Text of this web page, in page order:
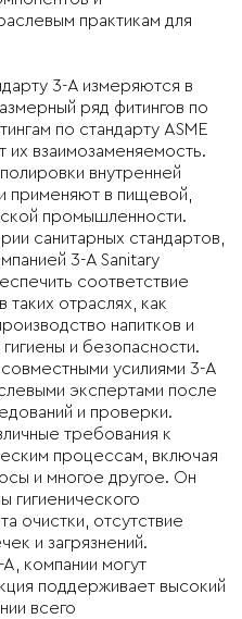
практикам для
3-A измеряются в
ряд фитингов по
по стандарту ASME
их взаимозаменяемость.
внутренней
применяют в пищевой,
промышленности.
санитарных стандартов,
3-A Sanitary
соответствие
отраслях, как
напитков и
и безопасности.
усилиями 3-A
экспертами после
и проверки.
требования к
процессам, включая
и многое другое. Он
гигиенического
очистки, отсутствие
и загрязнений.
компании могут
поддерживает высокий
всего